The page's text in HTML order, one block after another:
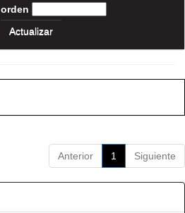
Anterior 1 Siguiente